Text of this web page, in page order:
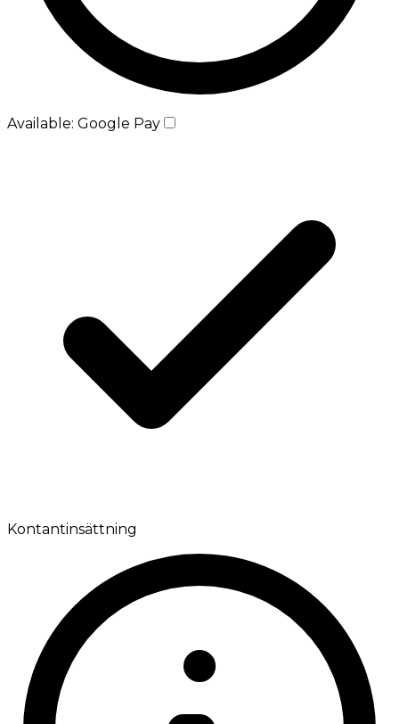
Available: Google Pay
Kontantinsättning